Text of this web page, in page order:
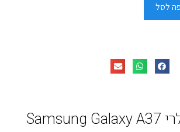
לסל
טלפון סלולרי Samsung Galaxy A37